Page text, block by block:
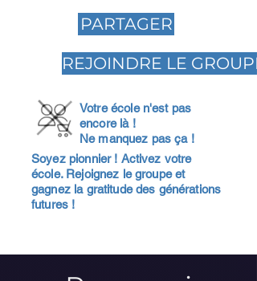
PARTAGER
REJOINDRE LE GROUPE
Votre école n'est pas
encore là !
Ne manquez pas ça !
Soyez pionnier ! Activez votre
école. Rejoignez le groupe et
gagnez la gratitude des générations
futures !